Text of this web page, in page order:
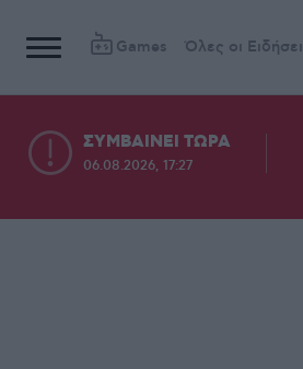
Games Όλες οι
ΣΥΜΒΑΙΝΕΙ ΤΩΡΑ
06.08.2026, 17:27